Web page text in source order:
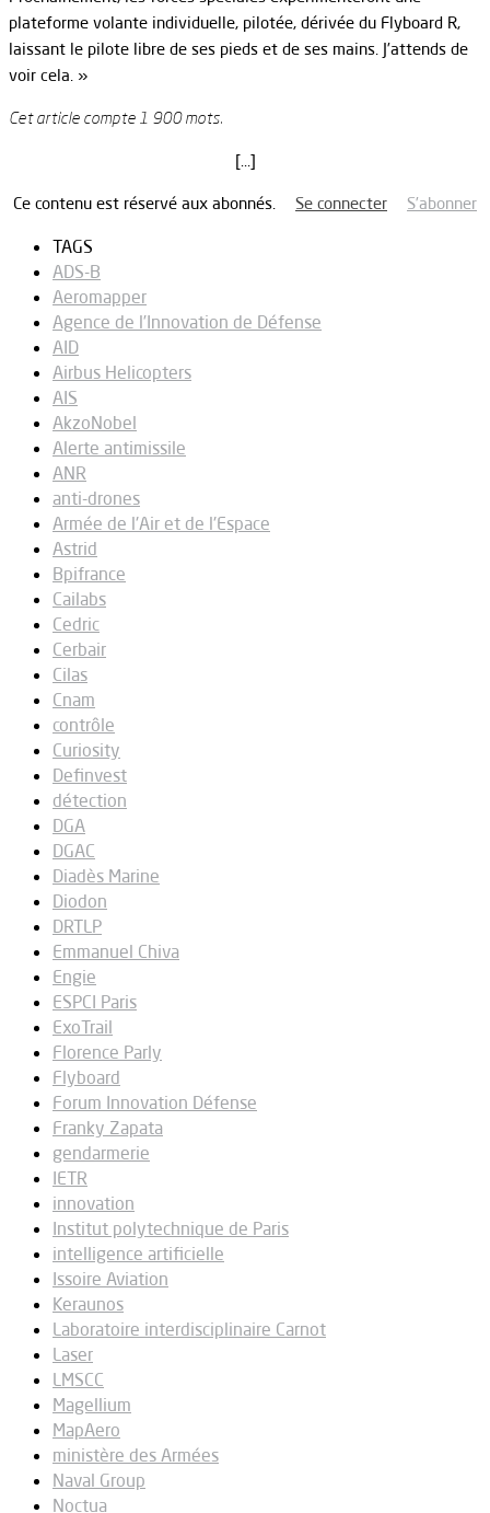
plateforme volante individuelle, pilotée, dérivée du Flyboard R,
laissant le pilote libre de ses pieds et de ses mains. J’attends de
voir cela. »
Cet article compte 1 900 mots.
[…]
Ce contenu est réservé aux abonnés. Se connecter S’abonner
TAGS
ADS-B
Aeromapper
Agence de l’Innovation de Défense
AID
Airbus Helicopters
AIS
AkzoNobel
Alerte antimissile
ANR
anti-drones
Armée de l'Air et de l'Espace
Astrid
Bpifrance
Cailabs
Cedric
Cerbair
Cilas
Cnam
contrôle
Curiosity
Definvest
détection
DGA
DGAC
Diadès Marine
Diodon
DRTLP
Emmanuel Chiva
Engie
ESPCI Paris
ExoTrail
Florence Parly
Flyboard
Forum Innovation Défense
Franky Zapata
gendarmerie
IETR
innovation
Institut polytechnique de Paris
intelligence artificielle
Issoire Aviation
Keraunos
Laboratoire interdisciplinaire Carnot
Laser
LMSCC
Magellium
MapAero
ministère des Armées
Naval Group
Noctua